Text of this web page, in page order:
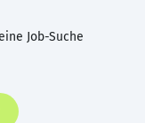
Job-Suche